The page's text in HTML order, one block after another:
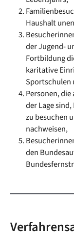
Haushalt
der Jugend-
Fortbildung
karitative
Sportschulen
Personen,
der Lage
zu besuchen
nachweisen,
den